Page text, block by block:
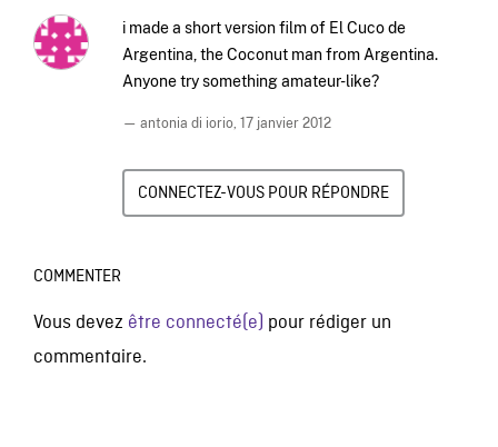
i made a short version film of El Cuco de
Argentina, the Coconut man from Argentina.
Anyone try something amateur-like?
— antonia di iorio, 17 janvier 2012
CONNECTEZ-VOUS POUR RÉPONDRE
COMMENTER
Vous devez être connecté(e) pour rédiger un
commentaire.